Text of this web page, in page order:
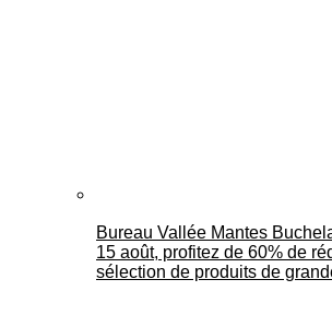
Bureau Vallée Mantes
15 août, profitez de 60% de
sélection de produits de